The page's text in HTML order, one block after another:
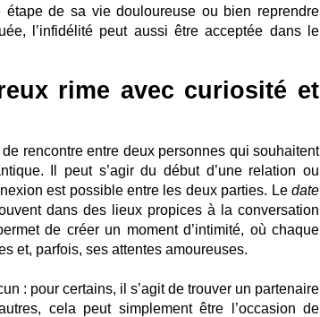
étape de sa vie douloureuse ou bien reprendre
l’infidélité peut aussi être acceptée dans le
rime avec curiosité et
rencontre entre deux personnes qui souhaitent
Il peut s’agir du début d’une relation ou
est possible entre les deux parties. Le date
dans des lieux propices à la conversation
de créer un moment d’intimité, où chaque
et, parfois, ses attentes amoureuses.
: pour certains, il s’agit de trouver un partenaire
cela peut simplement être l’occasion de